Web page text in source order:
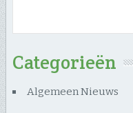
Categorieën
Algemeen Nieuws